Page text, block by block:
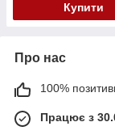
Купити
Про нас
100%
Працює з